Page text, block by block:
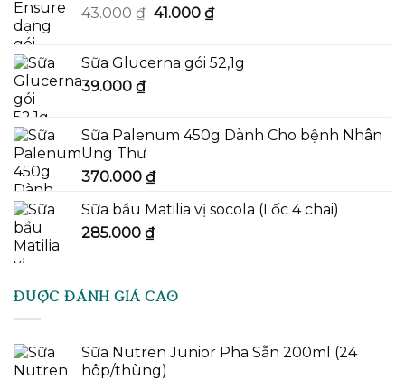
43.000₫ Giá
43.000 ₫.
41.000 ₫Giá
là:
Sữa Glucerna gói 52,1g
39.000 ₫
Sữa Palenum 450g Dành Cho bệnh Nhân
Ung Thư
370.000 ₫
Sữa bầu Matilia vị socola (Lốc 4 chai)
285.000 ₫
ĐƯỢC ĐÁNH GIÁ CAO
Sữa Nutren Junior Pha Sẵn 200ml (24
hôp/thùng)